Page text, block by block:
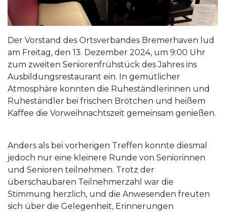
Der Vorstand des Ortsverbandes Bremerhaven lud
am Freitag, den 13. Dezember 2024, um 9:00 Uhr
zum zweiten Seniorenfrühstück des Jahres ins
Ausbildungsrestaurant ein. In gemütlicher
Atmosphäre konnten die Ruheständlerinnen und
Ruheständler bei frischen Brötchen und heißem
Kaffee die Vorweihnachtszeit gemeinsam genießen.
Anders als bei vorherigen Treffen konnte diesmal
jedoch nur eine kleinere Runde von Seniorinnen
und Senioren teilnehmen. Trotz der
überschaubaren Teilnehmerzahl war die
Stimmung herzlich, und die Anwesenden freuten
sich über die Gelegenheit, Erinnerungen